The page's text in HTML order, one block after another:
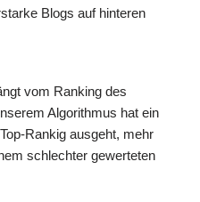
Blogs auf hinteren
vom Ranking des
Algorithmus hat ein
Rankig ausgeht, mehr
schlechter gewerteten